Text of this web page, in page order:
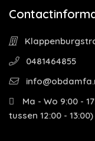
0481464855
Ma - Wo 9:00 -
tussen 12:00 - 13:00)